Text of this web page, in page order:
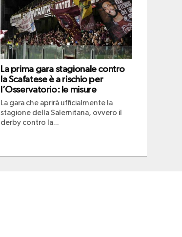
La prima gara stagionale contro
la Scafatese è a rischio per
l’Osservatorio: le misure
La gara che aprirà ufficialmente la
stagione della Salernitana, ovvero il
derby contro la...